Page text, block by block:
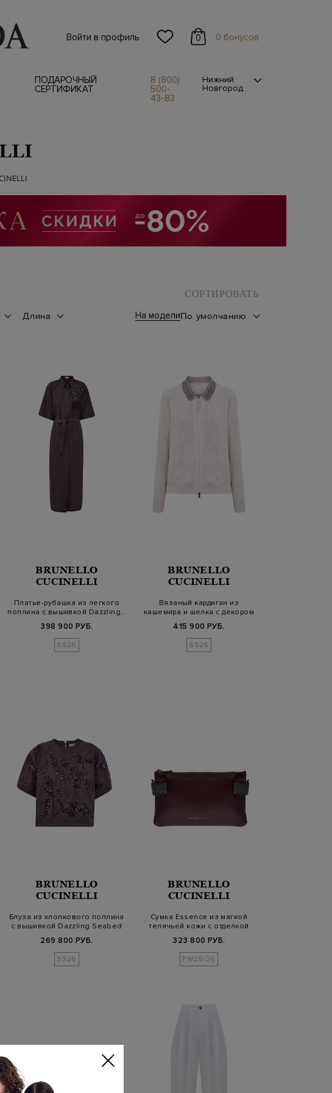
Войти в профиль 0 0 бонусов
ПОДАРОЧНЫЙ
СЕРТИФИКАТ
8 (800)
500-
43-83
Нижний
Новгород
Длина
На модели
СОРТИРОВАТЬ
По умолчанию
BRUNELLO
CUCINELLI
Платье-рубашка из легкого
поплина с вышивкой Dazzling…
398 900 РУБ.
SS26
BRUNELLO
CUCINELLI
Вязаный кардиган из
кашемира и шелка с декором
415 900 РУБ.
SS26
BRUNELLO
CUCINELLI
Блуза из хлопкового поплина
с вышивкой Dazzling Seabed
269 800 РУБ.
SS26
BRUNELLO
CUCINELLI
Сумка Essence из мягкой
телячьей кожи с отделкой
323 800 РУБ.
FW25/26